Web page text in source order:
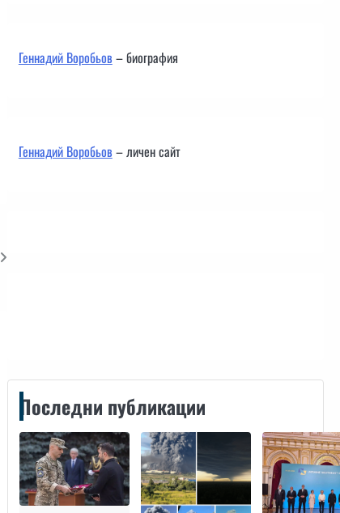
Геннадий Воробьов– биография
Геннадий Воробьов– личен сайт
Последни публикации